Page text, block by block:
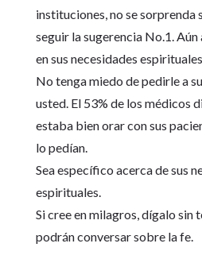
instituciones, no se sorprenda
seguir la sugerencia No.1.
en sus necesidades
No tenga miedo de pedirle a
usted. El 53% de los médicos
estaba bien orar con sus
lo pedían.
Sea específico acerca de sus
espirituales.
Si cree en milagros, dígalo sin
podrán conversar sobre la fe.